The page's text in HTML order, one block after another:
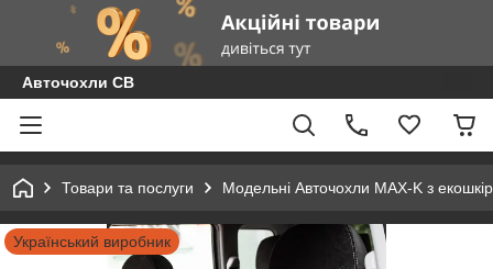
Авточохли СВ
Товари та послуги Модельні Авточохли MAX-K з
Український виробник